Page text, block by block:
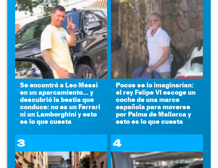
Se encontró a Leo Messi
en un aparcamiento... y
descubrió la bestia que
conduce: no es un Ferrari
ni un Lamborghini y esto
es lo que cuesta
Pocos se lo imaginarían:
el rey Felipe VI escoge un
coche de una marca
española para moverse
por Palma de Mallorca y
esto es lo que cuesta
3 4